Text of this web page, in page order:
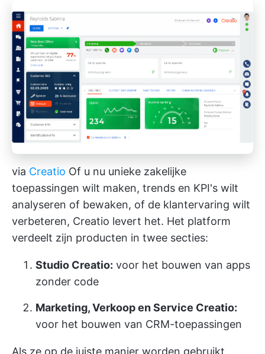
via Creatio Of u nu unieke zakelijke
toepassingen wilt maken, trends en KPI's wilt
analyseren of bewaken, of de klantervaring wilt
verbeteren, Creatio levert het. Het platform
verdeelt zijn producten in twee secties:
Studio Creatio: voor het bouwen van apps
zonder code
Marketing, Verkoop en Service Creatio:
voor het bouwen van CRM-toepassingen
Als ze op de juiste manier worden gebruikt,